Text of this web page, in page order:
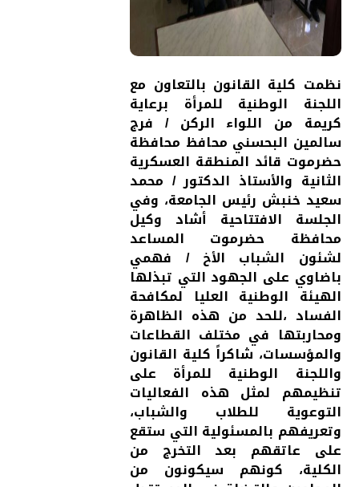
نظمت كلية القانون بالتعاون مع
اللجنة الوطنية للمرأة برعاية
كريمة من اللواء الركن / فرج
سالمين البحسني محافظ محافظة
حضرموت قائد المنطقة العسكرية
الثانية والأستاذ الدكتور / محمد
سعيد خنبش رئيس الجامعة، وفي
الجلسة الافتتاحية أشاد وكيل
محافظة حضرموت المساعد
لشئون الشباب الأخ / فهمي
باضاوي على الجهود التي تبذلها
الهيئة الوطنية العليا لمكافحة
الفساد ،للحد من هذه الظاهرة
ومحاربتها في مختلف القطاعات
والمؤسسات، شاكراً كلية القانون
واللجنة الوطنية للمرأة على
تنظيمهم لمثل هذه الفعاليات
التوعوية للطلاب والشباب،
وتعريفهم بالمسئولية التي ستقع
على عاتقهم بعد التخرج من
الكلية، كونهم سيكونون من